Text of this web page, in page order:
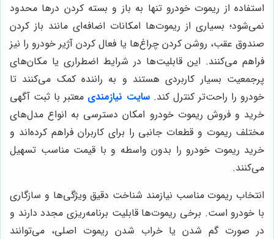
استفاده از ریموت خودرو تنها به باز و بسته کردن درها محدود
نمی‌شود؛ بسیاری از ریموت‌ها امکانات اضافه‌ای مانند باز کردن
صندوق عقب، روشن کردن چراغ‌ها یا فعال کردن آژیر خودرو را نیز
فراهم می‌کنند. این قابلیت‌ها در شرایط اضطراری یا مکان‌های
پرجمعیت بسیار کاربردی هستند و به راننده کمک می‌کنند تا
خودرو را راحت‌تر کنترل کند.سایت نیازمندی معتبر با ثبت آگهی
خرید و فروش ریموت خودرو امکان دسترسی به انواع مدل‌های
مختلف ریموت و قطعات جانبی را برای کاربران فراهم کرده‌اند و
خرید ریموت خودرو را بدون واسطه و با قیمت مناسب تسهیل
می‌کنند.
انتخاب ریموت مناسب نیازمند شناخت دقیق ویژگی‌ها و سازگاری
با خودرو است. برخی ریموت‌ها قابلیت برنامه‌ریزی مجدد دارند و
در صورت گم شدن یا خراب شدن ریموت اصلی، می‌توانند